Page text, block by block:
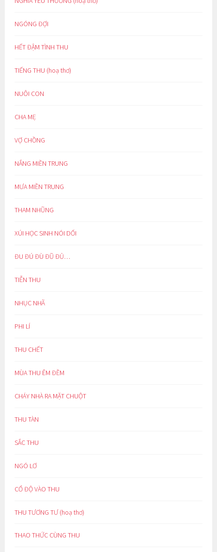
NGÓNG ĐỢI
HẾT ĐẬM TÌNH THU
TIẾNG THU (hoạ thơ)
NUÔI CON
CHA MẸ
VỢ CHỒNG
NẮNG MIỀN TRUNG
MƯA MIỀN TRUNG
THAM NHŨNG
XÚI HỌC SINH NÓI DỐI
ĐU ĐÚ ĐÙ ĐŨ ĐỦ…
TIỄN THU
NHỤC NHÃ
PHI LÍ
THU CHẾT
MÙA THU ÊM ĐỀM
CHÁY NHÀ RA MẶT CHUỘT
THU TÀN
SẮC THU
NGÓ LƠ
CỔ ĐỘ VÀO THU
THU TƯƠNG TƯ (hoạ thơ)
THAO THỨC CÙNG THU